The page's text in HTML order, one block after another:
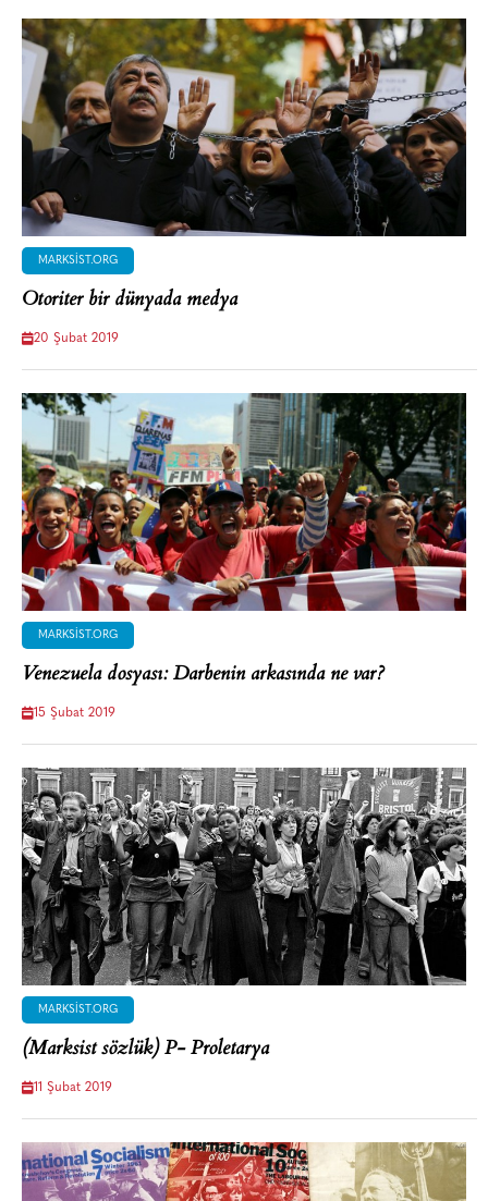
MARKSIST.ORG
Otoriter bir dünyada medya
20 Şubat 2019
MARKSIST.ORG
Venezuela dosyası: Darbenin arkasında ne var?
15 Şubat 2019
MARKSIST.ORG
(Marksist sözlük) P- Proletarya
11 Şubat 2019